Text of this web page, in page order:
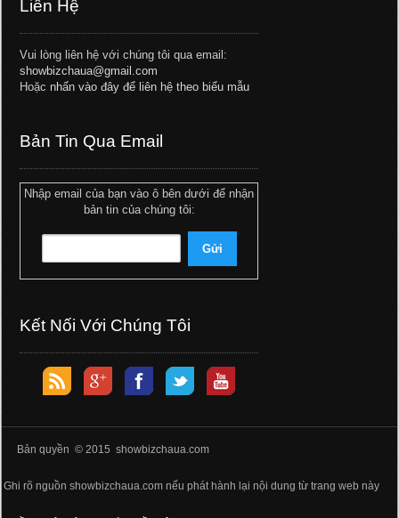
Liên Hệ
Vui lòng liên hệ với chúng tôi qua email:
showbizchaua@gmail.com
Hoặc nhấn vào đây để liên hệ theo biểu mẫu
Bản Tin Qua Email
Nhập email của bạn vào ô bên dưới để nhận
bản tin của chúng tôi:
Kết Nối Với Chúng Tôi
Bản quyền © 2015 showbizchaua.com
Ghi rõ nguồn showbizchaua.com nếu phát hành lại nội dung từ trang web này